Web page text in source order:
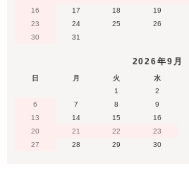
16
17 18 19
23
24 25 26
30
31
2026年9月
日 月 火 水
1
2
6
7 8 9
13
14 15 16
20
21 22 23
27
28 29 30